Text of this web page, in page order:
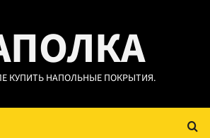
КУПИТЬ НАПОЛЬНЫЕ ПОКРЫТИЯ.